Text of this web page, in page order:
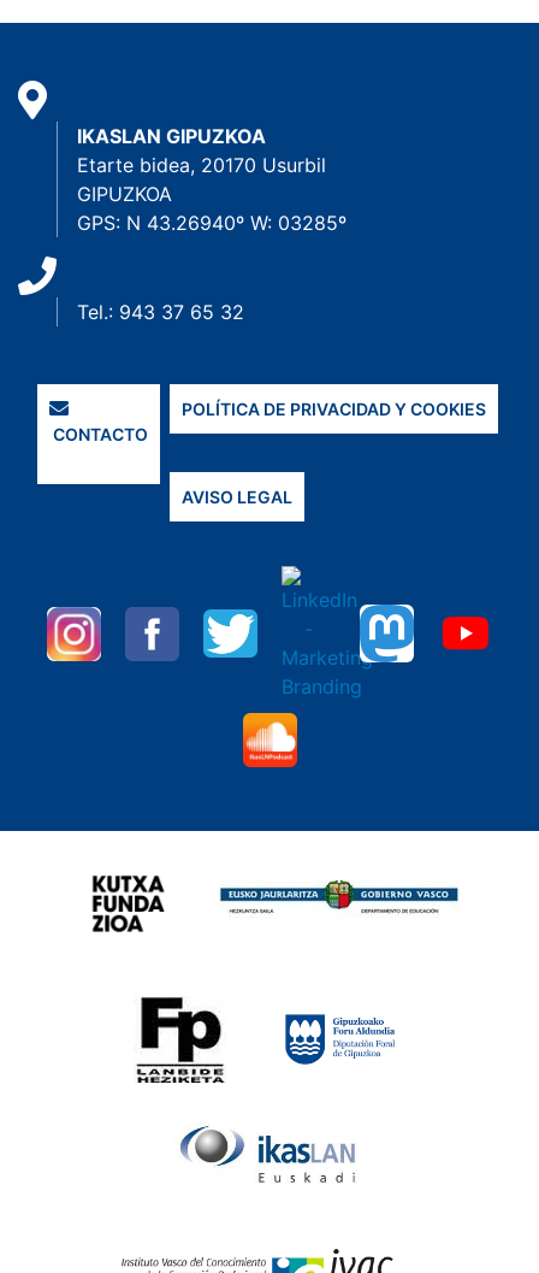
IKASLAN GIPUZKOA
Etarte bidea, 20170 Usurbil
GIPUZKOA
GPS: N 43.26940º W: 03285º
Tel.: 943 37 65 32
CONTACTO
POLÍTICA DE PRIVACIDAD Y COOKIES
AVISO LEGAL